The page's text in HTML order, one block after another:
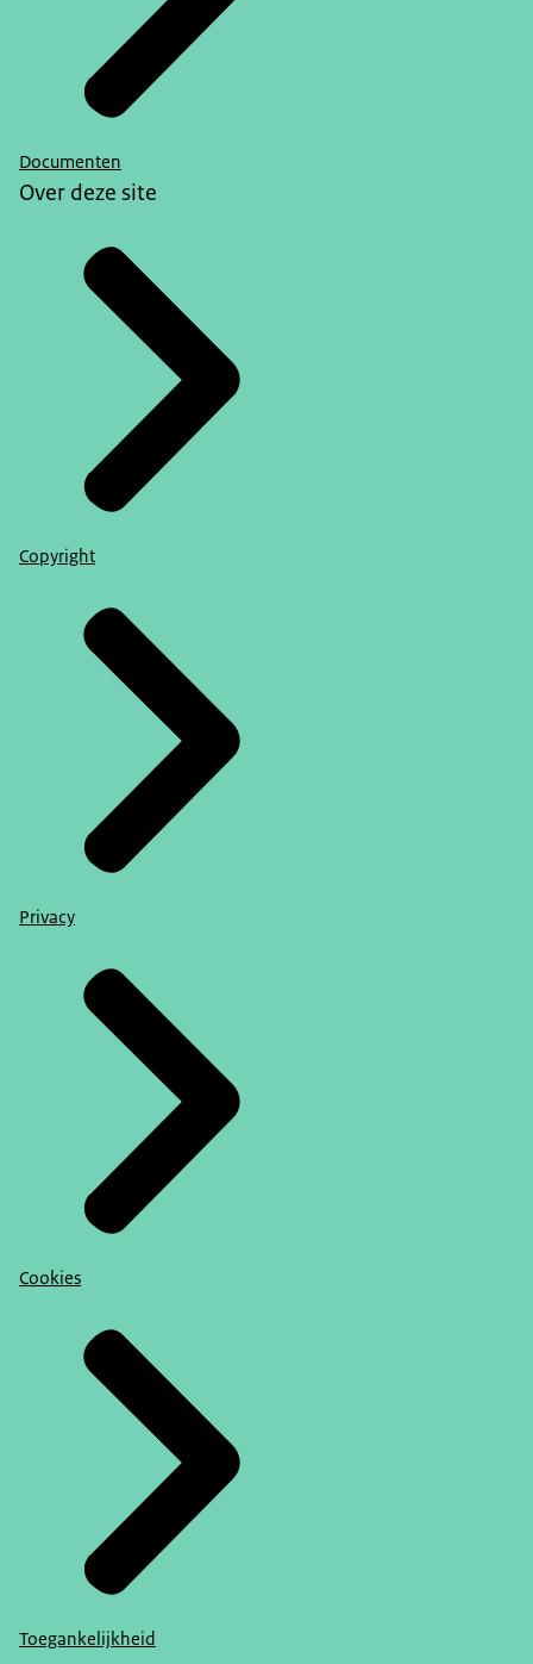
Documenten
Over deze site
Copyright
Privacy
Cookies
Toegankelijkheid